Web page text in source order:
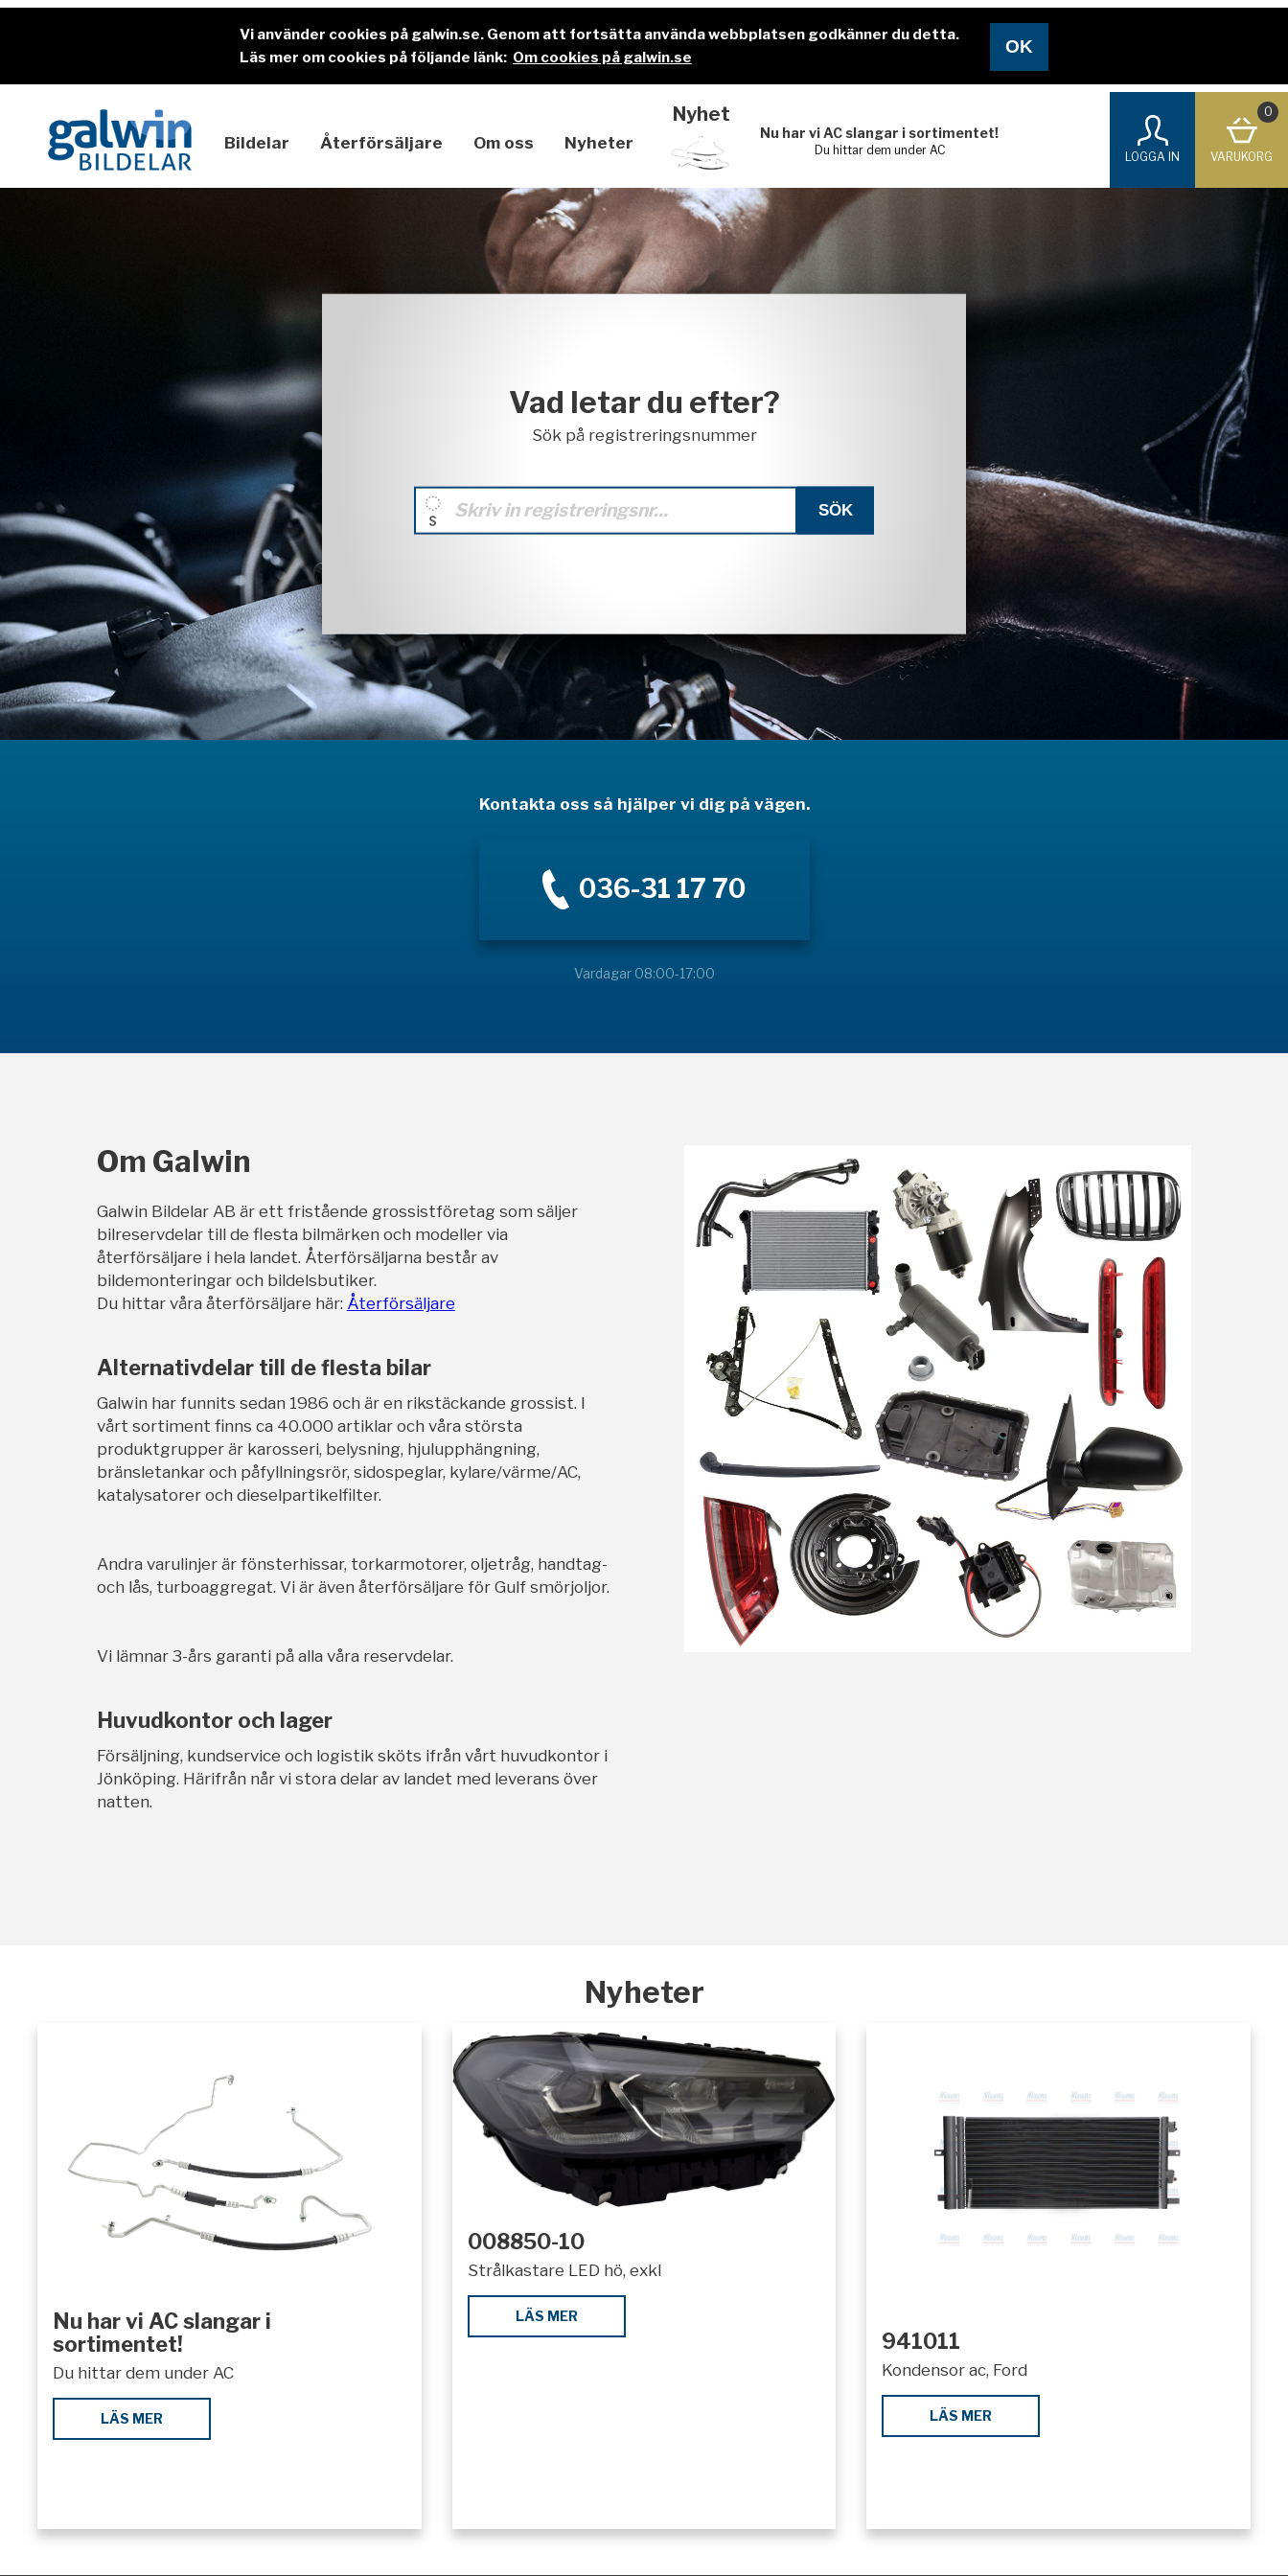
Vi använder cookies på galwin.se. Genom att fortsätta använda webbplatsen godkänner du detta.
Läs mer om cookies på följande länk: Om cookies på galwin.se
Bildelar Återförsäljare Om oss Nyheter
Nyhet
Nu har vi AC slangar i sortimentet!
Du hittar dem under AC
LOGGA IN
0
VARUKORG
Vad letar du efter?
Sök på registreringsnummer
Kontakta oss så hjälper vi dig på vägen.
036-31 17 70
Vardagar 08:00-17:00
Om Galwin
Galwin Bildelar AB är ett fristående grossistföretag som säljer
bilreservdelar till de flesta bilmärken och modeller via
återförsäljare i hela landet. Återförsäljarna består av
bildemonteringar och bildelsbutiker.
Du hittar våra återförsäljare här: Återförsäljare
Alternativdelar till de flesta bilar
Galwin har funnits sedan 1986 och är en rikstäckande grossist. I
vårt sortiment finns ca 40.000 artiklar och våra största
produktgrupper är karosseri, belysning, hjulupphängning,
bränsletankar och påfyllningsrör, sidospeglar, kylare/värme/AC,
katalysatorer och dieselpartikelfilter.
Andra varulinjer är fönsterhissar, torkarmotorer, oljetråg, handtag-
och lås, turboaggregat. Vi är även återförsäljare för Gulf smörjoljor.
Vi lämnar 3-års garanti på alla våra reservdelar.
Huvudkontor och lager
Försäljning, kundservice och logistik sköts ifrån vårt huvudkontor i
Jönköping. Härifrån når vi stora delar av landet med leverans över
natten.
Nyheter
Nu har vi AC slangar i
sortimentet!
Du hittar dem under AC
LÄS MER
008850-10
Strålkastare LED hö, exkl
LÄS MER
941011
Kondensor ac, Ford
LÄS MER